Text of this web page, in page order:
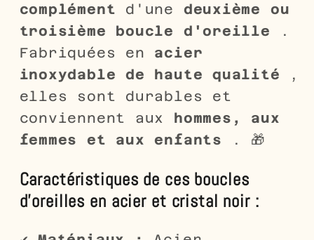
complément d'une deuxième ou
troisième boucle d'oreille .
Fabriquées en acier
inoxydable de haute qualité ,
elles sont durables et
conviennent aux hommes, aux
femmes et aux enfants . 🎁
Caractéristiques de ces boucles
d'oreilles en acier et cristal noir :